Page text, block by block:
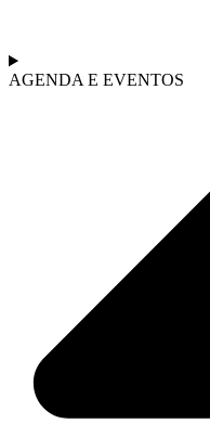
AGENDA E EVENTOS